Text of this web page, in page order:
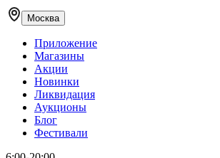
Москва
Приложение
Магазины
Акции
Новинки
Ликвидация
Аукционы
Блог
Фестивали